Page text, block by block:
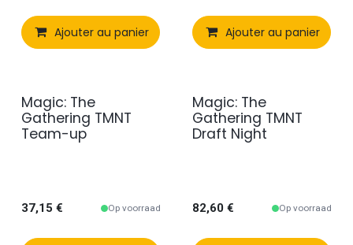
Ajouter au panier Comparer Ajouter à
Ajouter au panier
Magic: The
Gathering TMNT
Team-up
37,15 € Op voorraad
Magic: The
Gathering TMNT
Draft Night
82,60€ Op voorraad